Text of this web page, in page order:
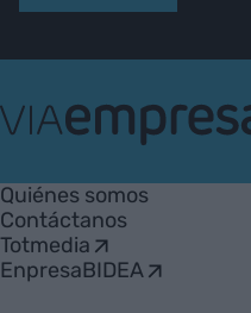
Empresa
Quiénes somos
Contáctanos
Totmedia
EnpresaBIDEA